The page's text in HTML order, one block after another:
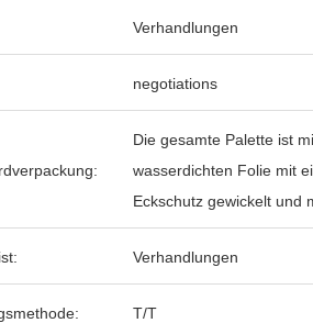
Verhandlungen
negotiations
Die gesamte Palette ist
wasserdichten Folie mit
Eckschutz gewickelt und
Verhandlungen
T/T